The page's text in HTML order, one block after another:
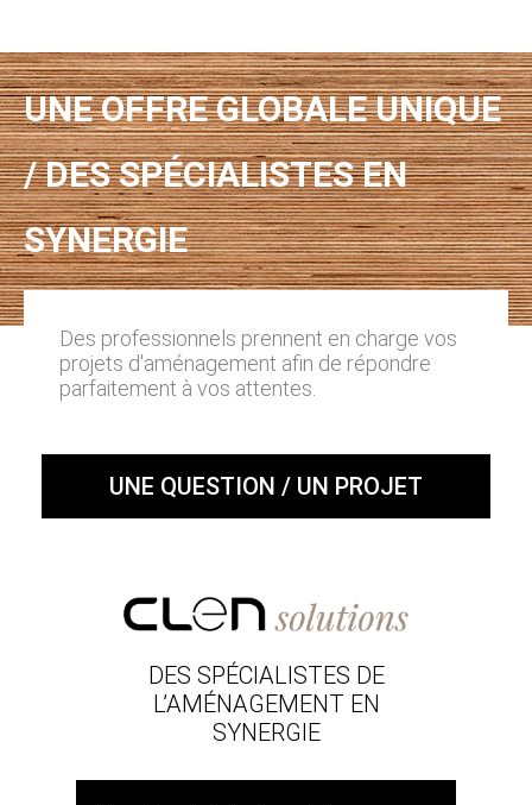
UNE OFFRE GLOBALE UNIQUE
/ DES SPÉCIALISTES EN
SYNERGIE
Des professionnels prennent en charge vos
projets d'aménagement afin de répondre
parfaitement à vos attentes.
UNE QUESTION / UN PROJET
DES SPÉCIALISTES DE
L’AMÉNAGEMENT EN
SYNERGIE